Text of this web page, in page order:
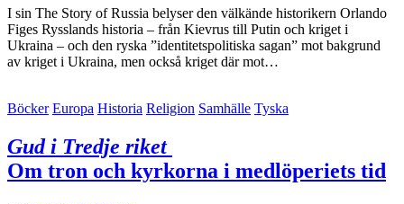
I sin The Story of Russia belyser den välkände historikern Orlando
Figes Rysslands historia – från Kievrus till Putin och kriget i
Ukraina – och den ryska ”identitetspolitiska sagan” mot bakgrund
av kriget i Ukraina, men också kriget där mot…
Böcker Europa Historia Religion Samhälle Tyska
Gud i Tredje riket
Om tron och kyrkorna i medlöperiets tid